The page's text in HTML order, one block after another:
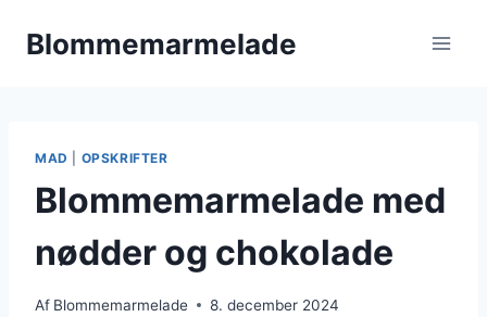
Blommemarmelade
MAD OPSKRIFTER
Blommemarmelade med
nødder og chokolade
Af Blommemarmelade 8. december 2024